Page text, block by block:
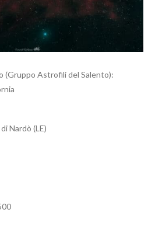
(Gruppo Astrofili del Salento):
Nardò (LE)